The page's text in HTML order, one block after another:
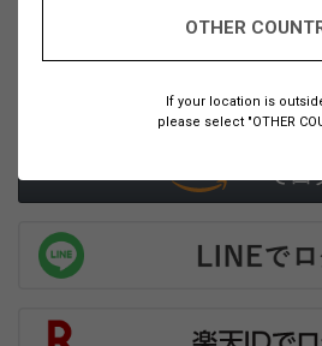
OTHER
If your location is
please select "OTHER
こちら
または